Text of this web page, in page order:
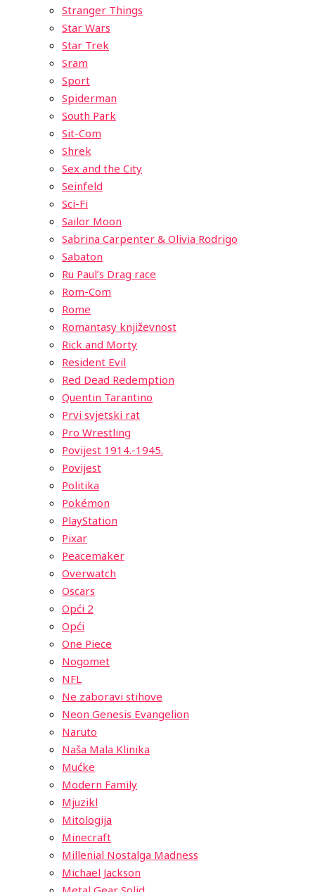
Stranger Things
Star Wars
Star Trek
Sram
Sport
Spiderman
South Park
Sit-Com
Shrek
Sex and the City
Seinfeld
Sci-Fi
Sailor Moon
Sabrina Carpenter & Olivia Rodrigo
Sabaton
Ru Paul’s Drag race
Rom-Com
Rome
Romantasy književnost
Rick and Morty
Resident Evil
Red Dead Redemption
Quentin Tarantino
Prvi svjetski rat
Pro Wrestling
Povijest 1914.-1945.
Povijest
Politika
Pokémon
PlayStation
Pixar
Peacemaker
Overwatch
Oscars
Opći 2
Opći
One Piece
Nogomet
NFL
Ne zaboravi stihove
Neon Genesis Evangelion
Naruto
Naša Mala Klinika
Mućke
Modern Family
Mjuzikl
Mitologija
Minecraft
Millenial Nostalga Madness
Michael Jackson